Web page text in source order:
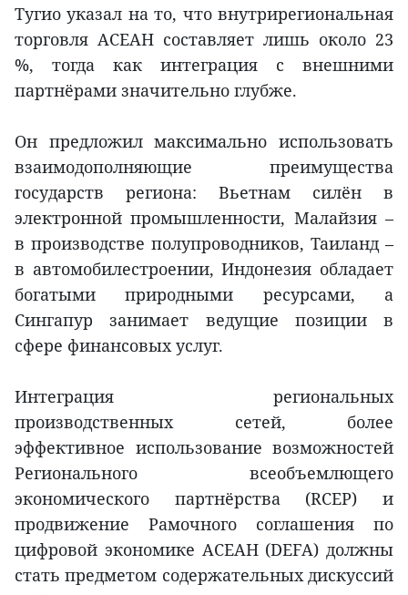
Тугио указал на то, что внутрирегиональная
торговля АСЕАН составляет лишь около 23
%, тогда как интеграция с внешними
партнёрами значительно глубже.
Он предложил максимально использовать
взаимодополняющие преимущества
государств региона: Вьетнам силён в
электронной промышленности, Малайзия –
в производстве полупроводников, Таиланд –
в автомобилестроении, Индонезия обладает
богатыми природными ресурсами, а
Сингапур занимает ведущие позиции в
сфере финансовых услуг.
Интеграция региональных
производственных сетей, более
эффективное использование возможностей
Регионального всеобъемлющего
экономического партнёрства (RCEP) и
продвижение Рамочного соглашения по
цифровой экономике АСЕАН (DEFA) должны
стать предметом содержательных дискуссий